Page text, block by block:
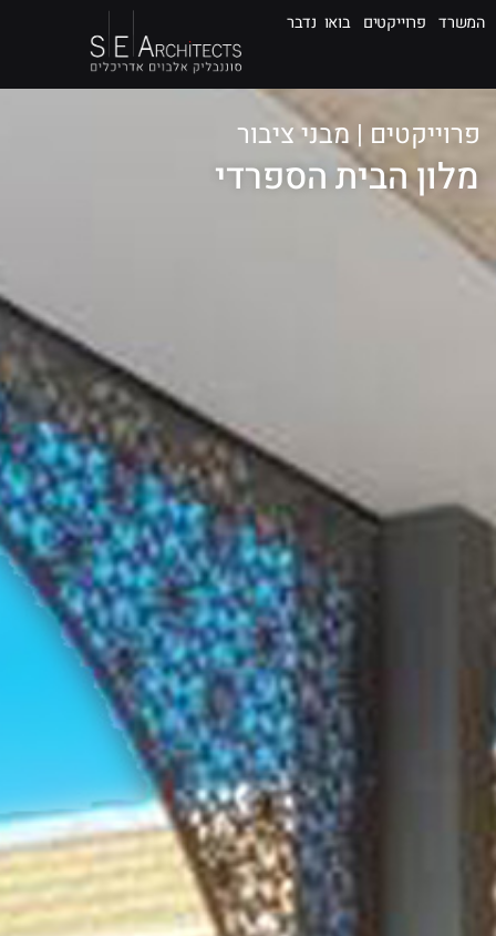
המשרד פרוייקטים בואו נדבר
פרוייקטים | מבני ציבור
מלון הבית הספרדי